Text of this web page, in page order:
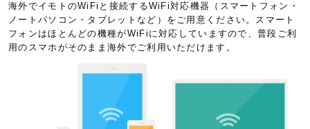
海外でイモトのWiFiと接続するWiFi対応機器（スマートフォン・
ノートパソコン・タブレットなど）をご用意ください。スマート
フォンはほとんどの機種がWiFiに対応していますので、普段ご利
用のスマホがそのまま海外でご利用いただけます。